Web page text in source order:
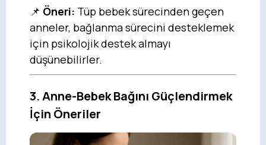
📌 Öneri: Tüp bebek sürecinden geçen
anneler, bağlanma sürecini desteklemek
için psikolojik destek almayı
düşünebilirler.
3. Anne-Bebek Bağını Güçlendirmek
İçin Öneriler